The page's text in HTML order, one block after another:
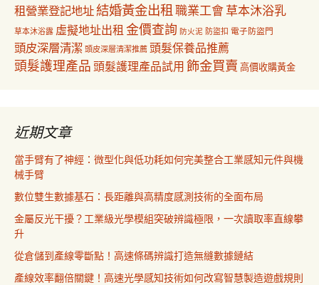
租營業登記地址結婚黃金出租職業工會草本沐浴乳
草本沐浴露 虛擬地址出租 金價查詢 防火泥 防盜扣 電子防盜門
頭皮深層清潔 頭皮深層清潔推薦 頭髮保養品推薦
頭髮護理產品 頭髮護理產品試用 飾金買賣 高價收購黃金
近期文章
當手臂有了神經：微型化與低功耗如何完美整合工業感知元件與機
械手臂
數位雙生數據基石：長距離與高精度感測技術的全面布局
金屬反光干擾？工業級光學模組突破辨識極限，一次讀取率直線攀
升
從倉儲到產線零斷點！高速條碼辨識打造無縫數據鏈結
產線效率翻倍關鍵！高速光學感知技術如何改寫智慧製造遊戲規則